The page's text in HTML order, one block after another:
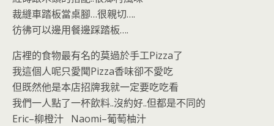
裁縫車踏板當桌腳…很親切….
彷彿可以邊用餐邊踩踏板….
店裡的食物最有名的莫過於手工Pizza了
我這個人呢只愛聞Pizza香味卻不愛吃
但既然他是本店招牌我就一定要吃吃看
我們一人點了一杯飲料..沒約好..但都是不同的
Eric–柳橙汁 Naomi–葡萄柚汁